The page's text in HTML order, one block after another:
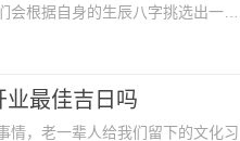
根据自身的生辰八字挑选出一个
】：虚空藏菩萨【
业最佳吉日吗
情，老一辈人给我们留下的文化习